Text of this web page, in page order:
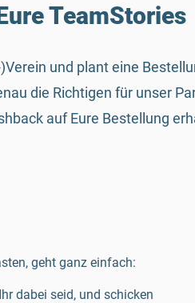
TeamStories
und plant eine
die Richtigen für unser
auf Eure Bestellung
geht ganz einfach:
dabei seid, und schicken